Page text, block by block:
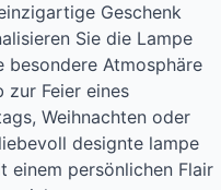
Geschenk
Sie die Lampe
besondere Atmosphäre
zur Feier eines
Weihnachten oder
designte lampe
einem persönlichen Flair